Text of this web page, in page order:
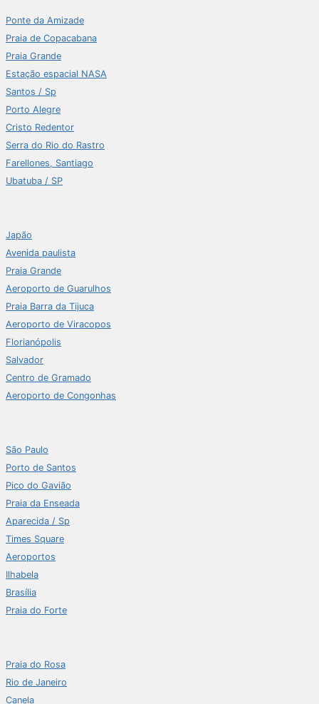
Ponte da Amizade
Praia de Copacabana
Praia Grande
Estação espacial NASA
Santos / Sp
Porto Alegre
Cristo Redentor
Serra do Rio do Rastro
Farellones, Santiago
Ubatuba / SP
Japão
Avenida paulista
Praia Grande
Aeroporto de Guarulhos
Praia Barra da Tijuca
Aeroporto de Viracopos
Florianópolis
Salvador
Centro de Gramado
Aeroporto de Congonhas
São Paulo
Porto de Santos
Pico do Gavião
Praia da Enseada
Aparecida / Sp
Times Square
Aeroportos
Ilhabela
Brasília
Praia do Forte
Praia do Rosa
Rio de Janeiro
Canela